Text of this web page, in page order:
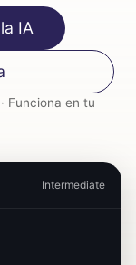
IA
Funciona en tu
Intermediate